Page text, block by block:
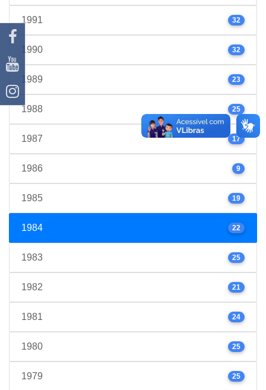
1991 32
1990 32
1989 23
1988 25
1987 17
1986 9
1985 19
1984 22
1983 25
1982 21
1981 24
1980 25
1979 25